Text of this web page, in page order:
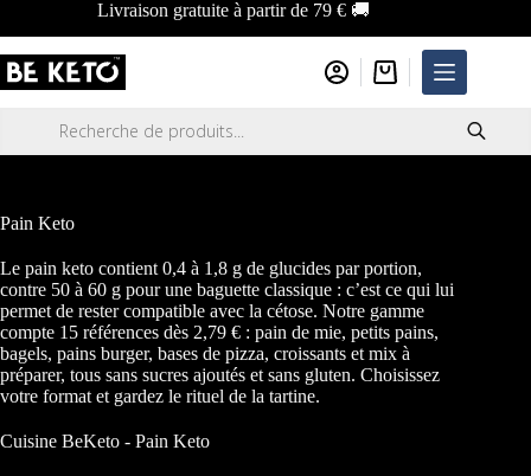
contenu
Livraison gratuite à partir de 79 € 🚚
Panier
d’achat
produits
Pain Keto
Le pain keto contient 0,4 à 1,8 g de glucides par portion,
contre 50 à 60 g pour une baguette classique : c’est ce qui lui
permet de rester compatible avec la cétose. Notre gamme
compte 15 références dès 2,79 € : pain de mie, petits pains,
bagels, pains burger, bases de pizza, croissants et mix à
préparer, tous sans sucres ajoutés et sans gluten. Choisissez
votre format et gardez le rituel de la tartine.
Cuisine BeKeto - Pain Keto